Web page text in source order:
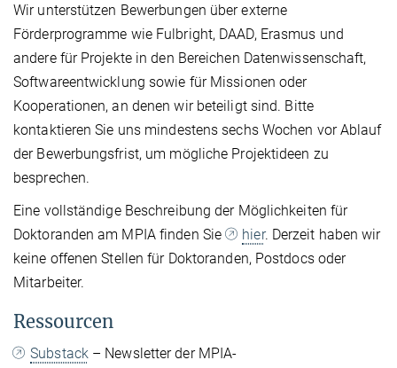
Wir unterstützen Bewerbungen über externe
Förderprogramme wie Fulbright, DAAD, Erasmus und
andere für Projekte in den Bereichen Datenwissenschaft,
Softwareentwicklung sowie für Missionen oder
Kooperationen, an denen wir beteiligt sind. Bitte
kontaktieren Sie uns mindestens sechs Wochen vor Ablauf
der Bewerbungsfrist, um mögliche Projektideen zu
besprechen.
Eine vollständige Beschreibung der Möglichkeiten für
Doktoranden am MPIA finden Sie
hier. Derzeit haben wir
keine offenen Stellen für Doktoranden, Postdocs oder
Mitarbeiter.
Ressourcen
Substack– Newsletter der MPIA-